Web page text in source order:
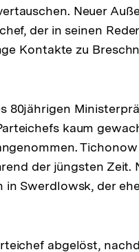
Neuer
der in seinen
Kontakte zu
80jährigen
kaum
der jüngsten Zeit.
in Swerdlowsk, der
abgelöst,